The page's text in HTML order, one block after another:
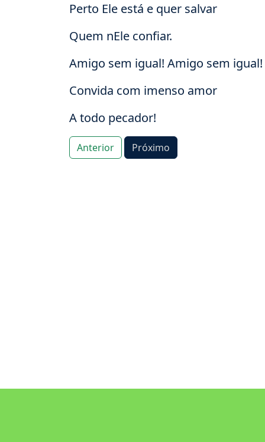
Perto Ele está e quer salvar
Quem nEle confiar.
Amigo sem igual! Amigo sem igual!
Convida com imenso amor
A todo pecador!
Anterior Próximo